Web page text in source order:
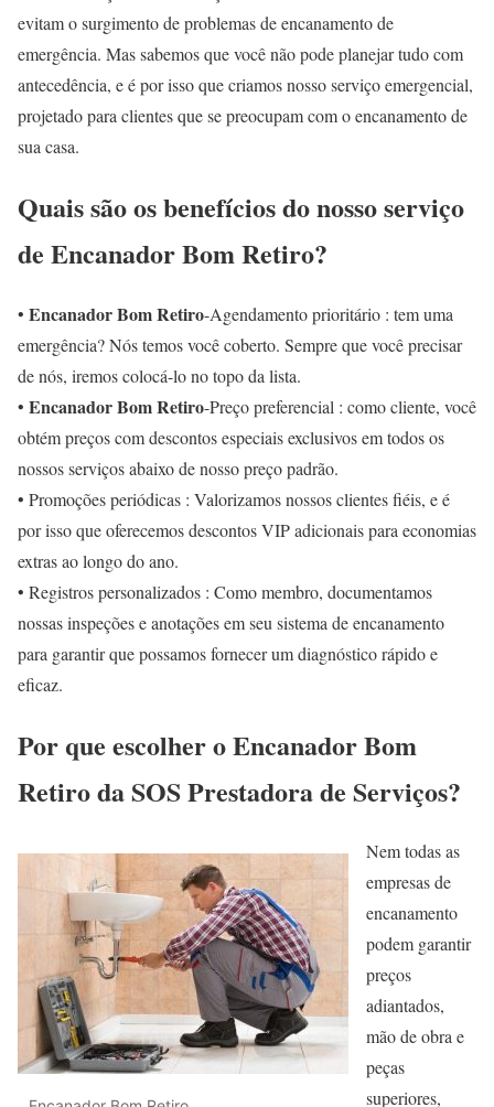
evitam o surgimento de problemas de encanamento de
emergência. Mas sabemos que você não pode planejar tudo com
antecedência, e é por isso que criamos nosso serviço emergencial,
projetado para clientes que se preocupam com o encanamento de
sua casa.
Quais são os benefícios do nosso serviço
de Encanador Bom Retiro?
• Encanador Bom Retiro-Agendamento prioritário : tem uma
emergência? Nós temos você coberto. Sempre que você precisar
de nós, iremos colocá-lo no topo da lista.
• Encanador Bom Retiro-Preço preferencial : como cliente, você
obtém preços com descontos especiais exclusivos em todos os
nossos serviços abaixo de nosso preço padrão.
• Promoções periódicas : Valorizamos nossos clientes fiéis, e é
por isso que oferecemos descontos VIP adicionais para economias
extras ao longo do ano.
• Registros personalizados : Como membro, documentamos
nossas inspeções e anotações em seu sistema de encanamento
para garantir que possamos fornecer um diagnóstico rápido e
eficaz.
Por que escolher o Encanador Bom
Retiro da SOS Prestadora de Serviços?
Nem todas as
empresas de
encanamento
podem garantir
preços
adiantados,
mão de obra e
peças
superiores,